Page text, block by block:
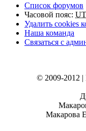
Список форумов
Часовой пояс:
Удалить cookies
Наша команда
Связаться с
© 2009-2012 |
Макарова